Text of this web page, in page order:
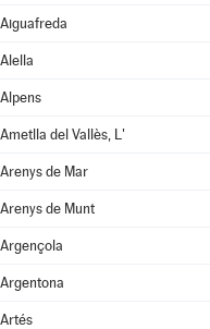
Aiguafreda
Alella
Alpens
Ametlla del Vallès, L'
Arenys de Mar
Arenys de Munt
Argençola
Argentona
Artés